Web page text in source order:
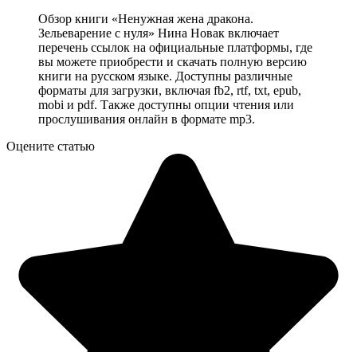
Обзор книги «Ненужная жена дракона.
Зельеварение с нуля» Нина Новак включает
перечень ссылок на официальные платформы, где
вы можете приобрести и скачать полную версию
книги на русском языке. Доступны различные
форматы для загрузки, включая fb2, rtf, txt, epub,
mobi и pdf. Также доступны опции чтения или
прослушивания онлайн в формате mp3.
Оцените статью